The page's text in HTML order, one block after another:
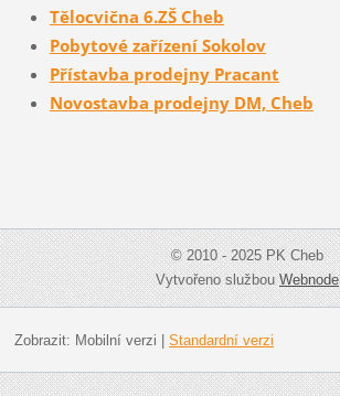
Tělocvična 6.ZŠ Cheb
Pobytové zařízení Sokolov
Přístavba prodejny Pracant
Novostavba prodejny DM, Cheb
© 2010 - 2025 PK Cheb
Vytvořeno službouWebnode
Zobrazit: Mobilní verzi Standardní verzi